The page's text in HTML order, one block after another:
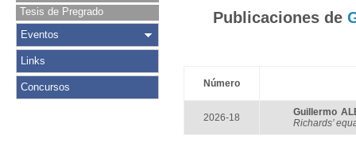
Tesis de Pregrado
Eventos
Links
Concursos
Publicaciones de
Número
2026-18
Guillermo
Richards’